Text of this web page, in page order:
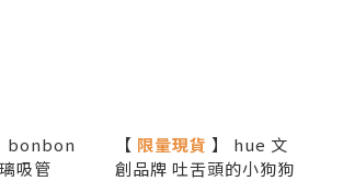
bonbon
吸管
【 限量現貨 】 hue 文
創品牌 吐舌頭的小狗狗